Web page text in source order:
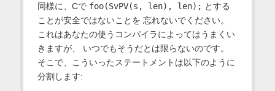
同様に、Cで foo(SvPV(s, len), len); とする
ことが安全ではないことを 忘れないでください。
これはあなたの使うコンパイラによってはうまくい
きますが、 いつでもそうだとは限らないのです。
そこで、こういったステートメントは以下のように
分割します: